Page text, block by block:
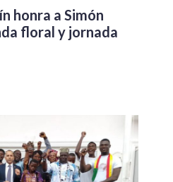
honra a Simón
floral y jornada